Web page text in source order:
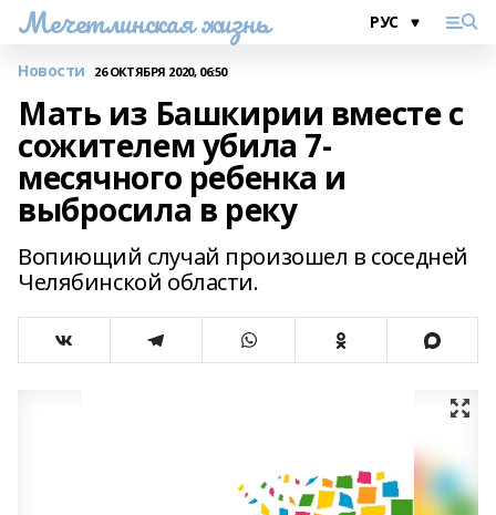
Мечетлинская жизнь
Новости 26 ОКТЯБРЯ 2020, 06:50
Мать из Башкирии вместе с
сожителем убила 7-
месячного ребенка и
выбросила в реку
Вопиющий случай произошел в соседней
Челябинской области.